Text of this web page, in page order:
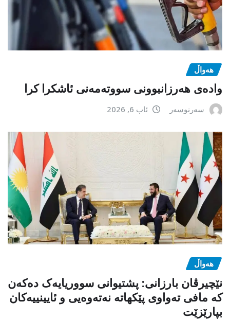
هەواڵ
وادەی هەرزانبوونی سووتەمەنی ئاشکرا کرا
سەرنوسەر ئاب 6, 2026
هەواڵ
نێچیرڤان بارزانی: پشتیوانی سووریایەک دەکەن
کە مافی تەواوی پێکهاتە نەتەوەیی و ئایینییەکان
بپارێزێت